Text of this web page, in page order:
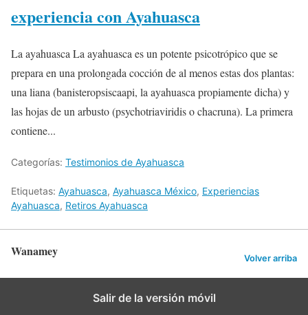
experiencia con Ayahuasca
La ayahuasca La ayahuasca es un potente psicotrópico que se
prepara en una prolongada cocción de al menos estas dos plantas:
una liana (banisteropsiscaapi, la ayahuasca propiamente dicha) y
las hojas de un arbusto (psychotriaviridis o chacruna). La primera
contiene...
Categorías: Testimonios de Ayahuasca
Etiquetas: Ayahuasca, Ayahuasca México, Experiencias
Ayahuasca, Retiros Ayahuasca
Wanamey Volver arriba
Salir de la versión móvil